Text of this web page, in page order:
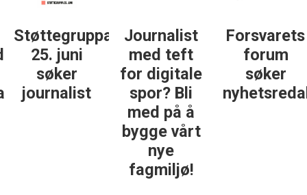
Støttegruppa
25. juni
søker
journalist
Journalist
med teft
for digitale
spor? Bli
med på å
bygge vårt
nye
fagmiljø!
Forsvarets
forum
søker